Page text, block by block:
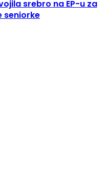
srebro na EP-u za
seniorke